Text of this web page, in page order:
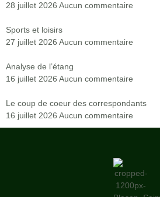
28 juillet 2026 Aucun commentaire
Sports et loisirs
27 juillet 2026 Aucun commentaire
Analyse de l’étang
16 juillet 2026 Aucun commentaire
Le coup de coeur des correspondants
16 juillet 2026 Aucun commentaire